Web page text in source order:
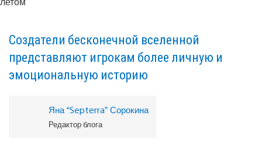
Создатели бесконечной вселенной
представляют игрокам более личную и
эмоциональную историю
Яна “Septerra” Сорокина
Редактор блога